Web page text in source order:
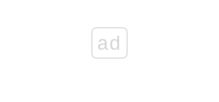
ad